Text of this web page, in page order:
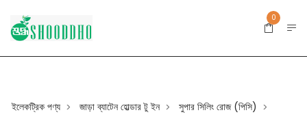
0
ইলেকট্রিক পণ্য > জাড়া ব্যাটেন হোল্ডার টু ইন > সুপার সিলিং রোজ (পিসি) >